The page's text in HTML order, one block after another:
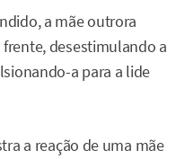
a mãe outrora
desestimulando a
a para a lide
a reação de uma mãe